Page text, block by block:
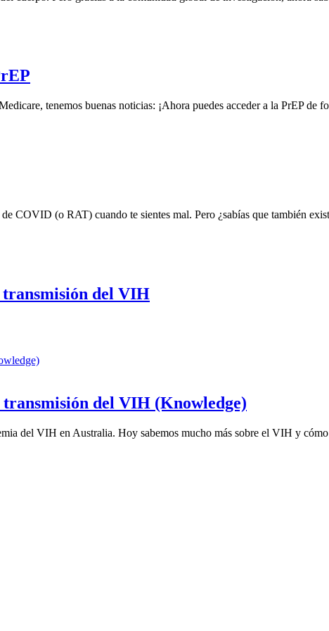
tenemos buenas noticias: ¡Ahora puedes acceder a la PrEP de
COVID (o RAT) cuando te sientes mal. Pero ¿sabías que también
transmisión del VIH
del VIH (Knowledge)
del VIH en Australia. Hoy sabemos mucho más sobre el VIH y